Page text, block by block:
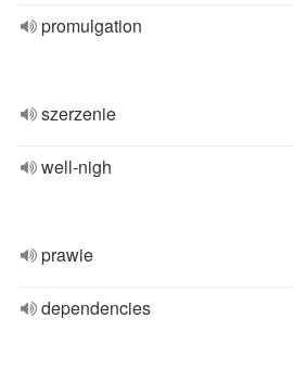
promulgation
szerzenie
well-nigh
prawie
dependencies